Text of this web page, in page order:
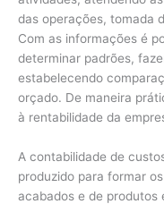
das operações, tomada
Com as informações é
determinar padrões,
estabelecendo
orçado. De maneira
à rentabilidade da
A contabilidade de
produzido para formar
acabados e de produtos